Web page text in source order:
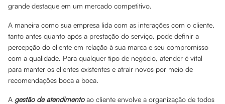
grande destaque em um mercado competitivo.
A maneira como sua empresa lida com as interações com o cliente,
tanto antes quanto após a prestação do serviço, pode definir a
percepção do cliente em relação à sua marca e seu compromisso
com a qualidade. Para qualquer tipo de negócio, atender é vital
para manter os clientes existentes e atrair novos por meio de
recomendações boca a boca.
A gestão de atendimentoao cliente envolve a organização de todos